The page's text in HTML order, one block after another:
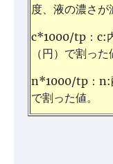
度、液の濃さが
c*1000/tp：c:
（円）で割った
n*1000/tp：n:
で割った値。